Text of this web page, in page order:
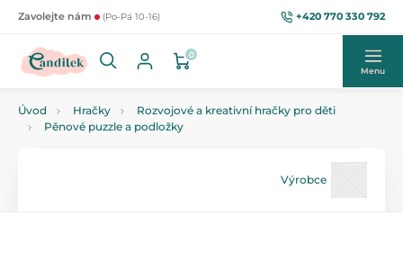
Zavolejte nám (Po-Pá 10-16) +420 770 330 792
0
Menu
Úvod Hračky
Rozvojové a kreativní hračky pro děti
Pěnové puzzle a podložky
Výrobce